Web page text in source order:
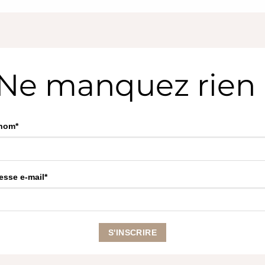
manquez rien
e-mail*